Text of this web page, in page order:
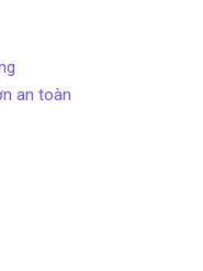
an toàn